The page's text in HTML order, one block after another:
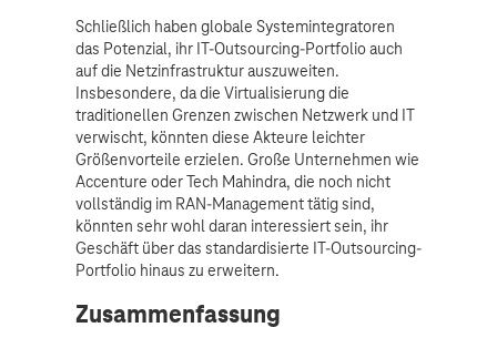
Schließlich haben globale Systemintegratoren
das Potenzial, ihr IT-Outsourcing-Portfolio auch
auf die Netzinfrastruktur auszuweiten.
Insbesondere, da die Virtualisierung die
traditionellen Grenzen zwischen Netzwerk und IT
verwischt, könnten diese Akteure leichter
Größenvorteile erzielen. Große Unternehmen wie
Accenture oder Tech Mahindra, die noch nicht
vollständig im RAN-Management tätig sind,
könnten sehr wohl daran interessiert sein, ihr
Geschäft über das standardisierte IT-Outsourcing-
Portfolio hinaus zu erweitern.
Zusammenfassung